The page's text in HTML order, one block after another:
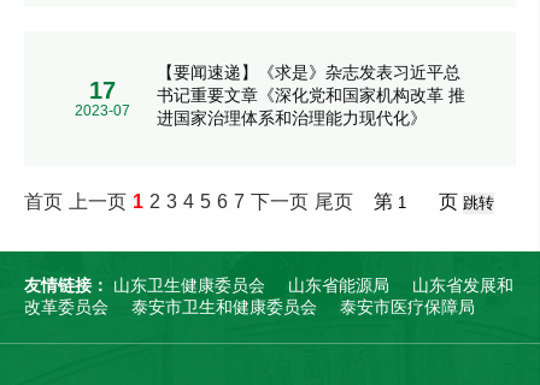
17
2023-07
【要闻速递】《求是》杂志发表习近平总
书记重要文章《深化党和国家机构改革 推
进国家治理体系和治理能力现代化》
首页 上一页 1 2 3 4 5 6 7 下一页 尾页 第 页
友情链接： 山东卫生健康委员会 山东省能源局
山东省发展和
改革委员会
泰安市卫生和健康委员会 泰安市医疗保障局